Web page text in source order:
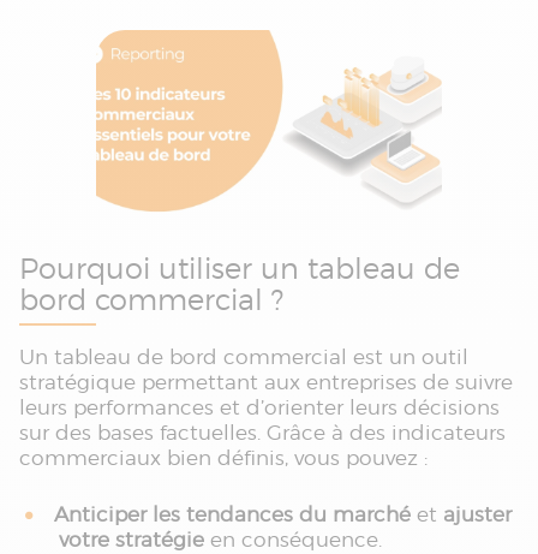
Pourquoi utiliser un tableau de
bord commercial ?
Un tableau de bord commercial est un outil
stratégique permettant aux entreprises de suivre
leurs performances et d’orienter leurs décisions
sur des bases factuelles. Grâce à des indicateurs
commerciaux bien définis, vous pouvez :
Anticiper les tendances du marché et ajuster
votre stratégie en conséquence.